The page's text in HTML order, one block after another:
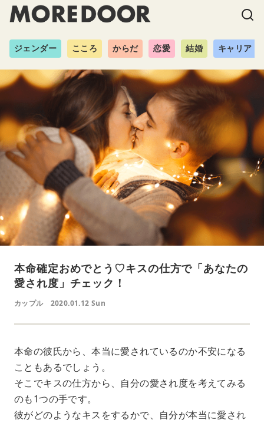
ジェンダー こころ からだ 恋愛 結婚 キャリア
本命確定おめでとう♡キスの仕方で「あなたの
愛され度」チェック！
カップル 2020.01.12 Sun
本命の彼氏から、本当に愛されているのか不安になる
こともあるでしょう。
そこでキスの仕方から、自分の愛され度を考えてみる
のも1つの手です。
彼がどのようなキスをするかで、自分が本当に愛され